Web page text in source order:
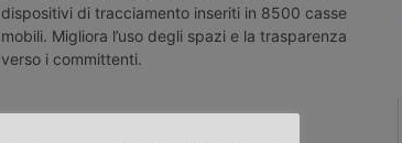
dispositivi di tracciamento inseriti in 8500 casse
mobili. Migliora l’uso degli spazi e la trasparenza
verso i committenti.